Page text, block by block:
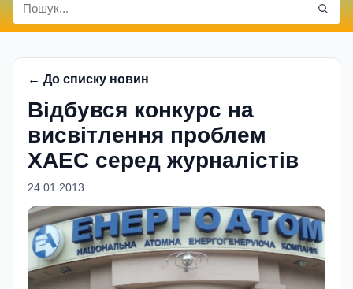
← До списку новин
Відбувся конкурс на
висвітлення проблем
ХАЕС серед журналістів
24.01.2013